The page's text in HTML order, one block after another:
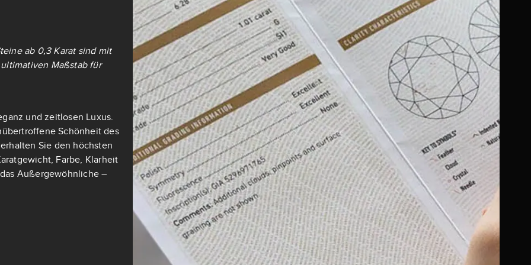
ab 0,3 Karat sind mit
Maßstab für
und zeitlosen Luxus.
Schönheit des
Sie den höchsten
Farbe, Klarheit
Außergewöhnliche –